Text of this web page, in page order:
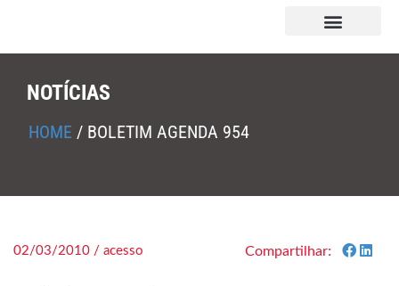
NOTÍCIAS
HOME / BOLETIM AGENDA 954
02/03/2010 / acesso Compartilhar: